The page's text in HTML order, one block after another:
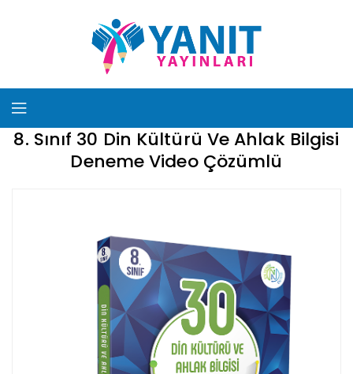
8. Sınıf 30 Din Kültürü Ve Ahlak Bilgisi
Deneme Video Çözümlü